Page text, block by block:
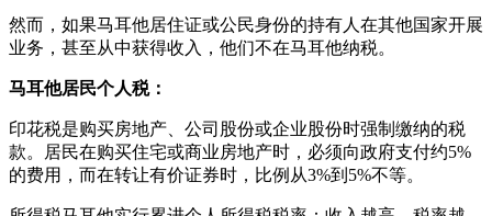
然而，如果马耳他居住证或公民身份的持有人在其他国家开展
业务，甚至从中获得收入，他们不在马耳他纳税。
马耳他居民个人税：
印花税是购买房地产、公司股份或企业股份时强制缴纳的税
款。居民在购买住宅或商业房地产时，必须向政府支付约5%
的费用，而在转让有价证券时，比例从3%到5%不等。